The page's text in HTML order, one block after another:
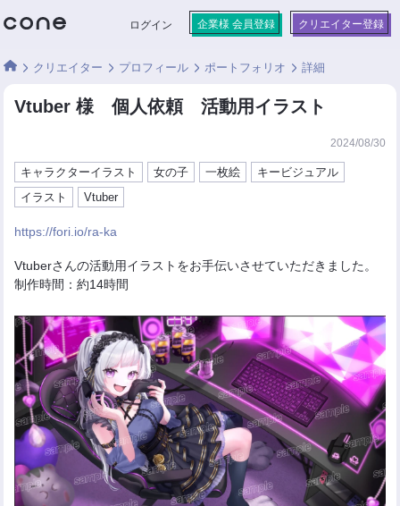
ログイン 企業様 会員登録 クリエイター登録
クリエイター プロフィール ポートフォリオ 詳細
Vtuber 様 個人依頼 活動用イラスト
2024/08/30
キャラクターイラスト 女の子 一枚絵
キービジュアル
イラスト
Vtuber
https://fori.io/ra-ka
Vtuberさんの活動用イラストをお手伝いさせていただきました。
制作時間：約14時間